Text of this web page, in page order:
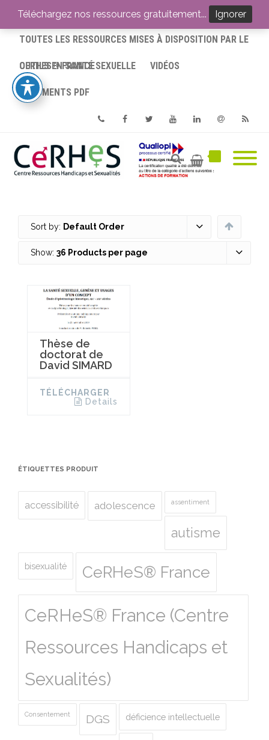
ACCUEIL
TOUTES LES RESSOURCES MISES À DISPOSITION PAR LE
CERHES® FRANCE
OUTILS EN SANTÉ SEXUELLE VIDÉOS
DOCUMENTS PDF
PhoneFacebookTwitterYoutube
Sort by: Default Order
Show: 36 Products per page
Thèse de
doctorat de
David SIMARD
TÉLÉCHARGER
Details
ÉTIQUETTES PRODUIT
accessibilité adolescence assentiment
autisme
bisexualité CeRHeS® France
CeRHeS® France (Centre
Ressources Handicaps et
Sexualités)
Consentement DGS déficience intellectuelle
Téléchargez nos ressources gratuitement... Ignorer